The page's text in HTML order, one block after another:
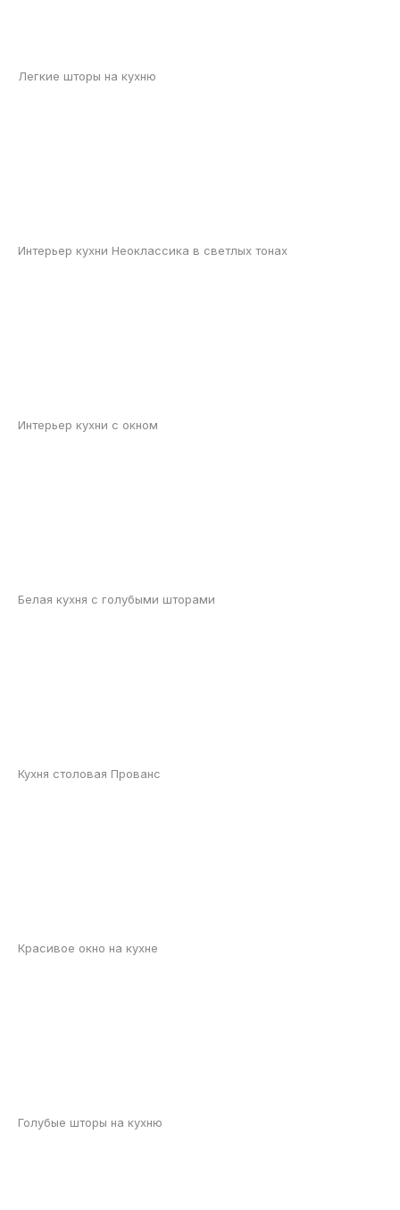
Легкие шторы на кухню
Интерьер кухни Неоклассика в светлых тонах
Интерьер кухни с окном
Белая кухня с голубыми шторами
Кухня столовая Прованс
Красивое окно на кухне
Голубые шторы на кухню